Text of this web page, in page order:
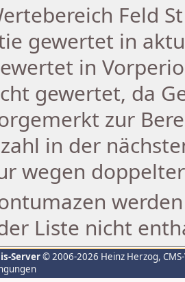
Feld
gewertet in
in
gewertet, da
zur
in der
wegen
Liste nicht
Server© 2006-2026 Heinz Herzog,